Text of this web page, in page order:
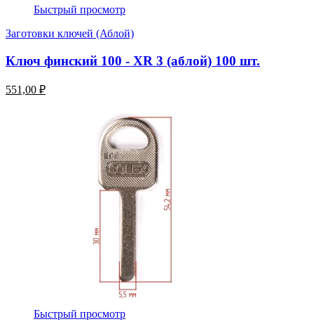
Быстрый просмотр
Заготовки ключей (Аблой)
Ключ финский 100 - XR 3 (аблой) 100 шт.
551,00 ₽
Быстрый просмотр